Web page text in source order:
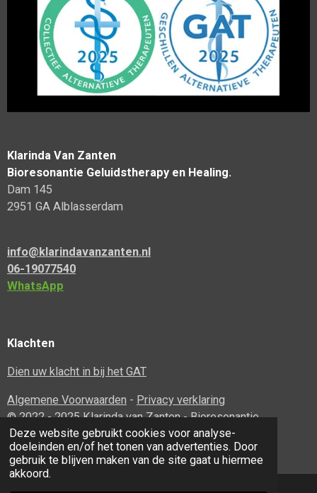
Deze website gebruikt cookies voor analyse-
doeleinden en/of het tonen van advertenties. Door
gebruik te blijven maken van de site gaat u hiermee
akkoord.
Klarinda Van Zanten
Bioresonantie Geluidstherapy en Healing.
Dam 145
2951 GA Alblasserdam
info@klarindavanzanten.nl
06-19077540
WhatsApp
Klachten
Dien uw klacht in bij het GAT
Algemene Voorwaarden - Privacy verklaring
© 2022 - 2025 Klarinda van Zanten - Bioresonantie,
Geluidstherapy en Healing.
Powered byJouwWeb